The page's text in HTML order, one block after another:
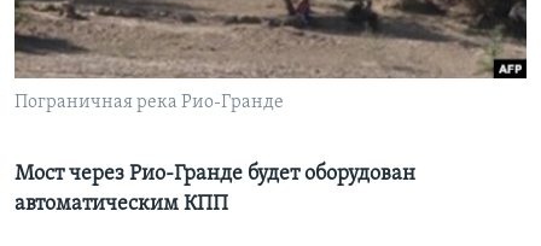
Learning English
СОЦИАЛЬНЫЕ СЕТИ
Пограничная река Рио-Гранде
Мост через Рио-Гранде будет оборудован
автоматическим КПП